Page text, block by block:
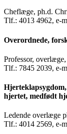
Cheflæge, ph.d.
Tlf.: 4013 4962, e-
Overordnede,
Professor,
Tlf.: 7845 2039, e-
hjertet, medfødt
Ledende overlæge
Tlf.: 4014 2569, e-